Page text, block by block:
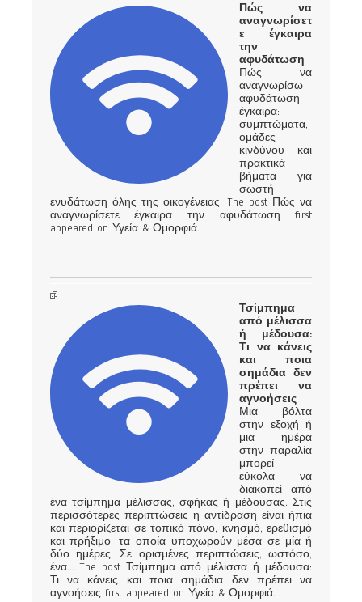
Πώς να
αναγνωρίσετ
ε έγκαιρα
την
αφυδάτωση
Πώς να
αναγνωρίσω
αφυδάτωση
έγκαιρα:
συμπτώματα,
ομάδες
κινδύνου και
πρακτικά
βήματα για
σωστή
ενυδάτωση όλης της οικογένειας. The post Πώς να
αναγνωρίσετε έγκαιρα την αφυδάτωση first
appeared on Υγεία & Ομορφιά.
Τσίμπημα
από μέλισσα
ή μέδουσα:
Τι να κάνεις
και ποια
σημάδια δεν
πρέπει να
αγνοήσεις
Μια βόλτα
στην εξοχή ή
μια ημέρα
στην παραλία
μπορεί
εύκολα να
διακοπεί από
ένα τσίμπημα μέλισσας, σφήκας ή μέδουσας. Στις
περισσότερες περιπτώσεις η αντίδραση είναι ήπια
και περιορίζεται σε τοπικό πόνο, κνησμό, ερεθισμό
και πρήξιμο, τα οποία υποχωρούν μέσα σε μία ή
δύο ημέρες. Σε ορισμένες περιπτώσεις, ωστόσο,
ένα... The post Τσίμπημα από μέλισσα ή μέδουσα:
Τι να κάνεις και ποια σημάδια δεν πρέπει να
αγνοήσεις first appeared on Υγεία & Ομορφιά.